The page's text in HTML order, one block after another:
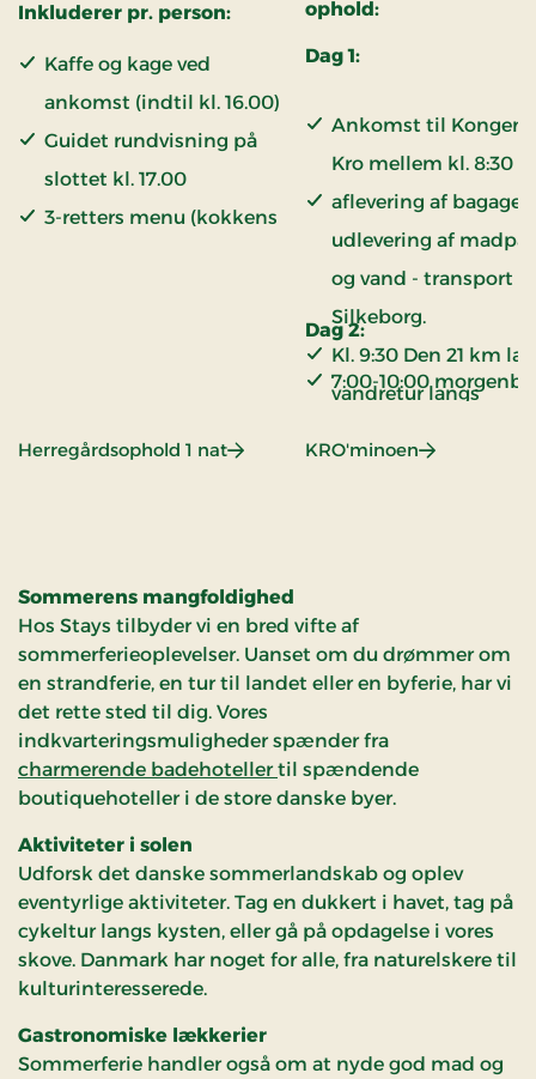
Inkluderer pr. person:
Kaffe og kage ved
ankomst (indtil kl. 16.00)
Guidet rundvisning på
slottet kl. 17.00
3-retters menu (kokkens
Herregårdsophold 1 nat: Herregårdsophold 1 nat
ophold:
Dag 1:
Ankomst til
Kro mellem kl. 8:30 –
aflevering af bagage –
udlevering af
og vand - transport
Silkeborg.
Kl. 9:30 Den 21 km
vandretur langs
hjemmebagt kage og
kaffe
18:30 serveres der
køkkenchefens 3
luksusmenu
Overnatning i
dobbeltværelse med
udsigt til haven og
Gudenåen
Dag 2:
7:00-10:00
KRO'minoen:
Sommerens mangfoldighed
Hos Stays tilbyder vi en bred vifte af
sommerferieoplevelser. Uanset om du drømmer om
en strandferie, en tur til landet eller en byferie, har vi
det rette sted til dig. Vores
indkvarteringsmuligheder spænder fra
charmerende badehotellertil spændende
boutiquehoteller i de store danske byer.
Aktiviteter i solen
Udforsk det danske sommerlandskab og oplev
eventyrlige aktiviteter. Tag en dukkert i havet, tag på
cykeltur langs kysten, eller gå på opdagelse i vores
skove. Danmark har noget for alle, fra naturelskere til
kulturinteresserede.
Gastronomiske lækkerier
Sommerferie handler også om at nyde god mad og